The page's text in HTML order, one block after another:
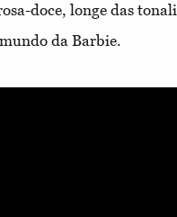
doce, longe das
da Barbie.